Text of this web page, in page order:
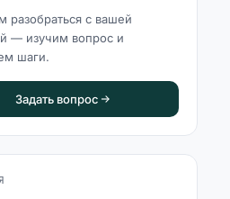
разобраться с вашей
— изучим вопрос и
шаги.
Задать вопрос